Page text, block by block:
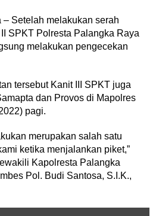
Setelah melakukan serah
SPKT Polresta Palangka Raya
melakukan pengecekan
tersebut Kanit III SPKT juga
dan Provos di Mapolres
pagi.
merupakan salah satu
ketika menjalankan piket,”
Kapolresta Palangka
Pol. Budi Santosa, S.I.K.,